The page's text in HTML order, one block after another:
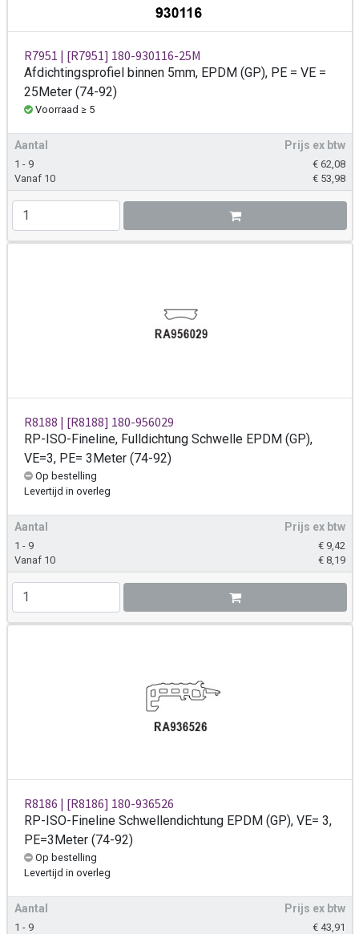
R7951 | [R7951] 180-930116-25M
Afdichtingsprofiel binnen 5mm, EPDM (GP), PE = VE =
25Meter (74-92)
Voorraad ≥ 5
Aantal Prijs ex btw
1 - 9 € 62,08
Vanaf 10
€ 53,98
R8188 | [R8188] 180-956029
RP-ISO-Fineline, Fulldichtung Schwelle EPDM (GP),
VE=3, PE= 3Meter (74-92)
Op bestelling
Levertijd in overleg
Aantal Prijs ex btw
1 - 9 € 9,42
Vanaf 10
€ 8,19
R8186 | [R8186] 180-936526
RP-ISO-Fineline Schwellendichtung EPDM (GP), VE= 3,
PE=3Meter (74-92)
Op bestelling
Levertijd in overleg
Aantal Prijs ex btw
1 - 9 € 43,91